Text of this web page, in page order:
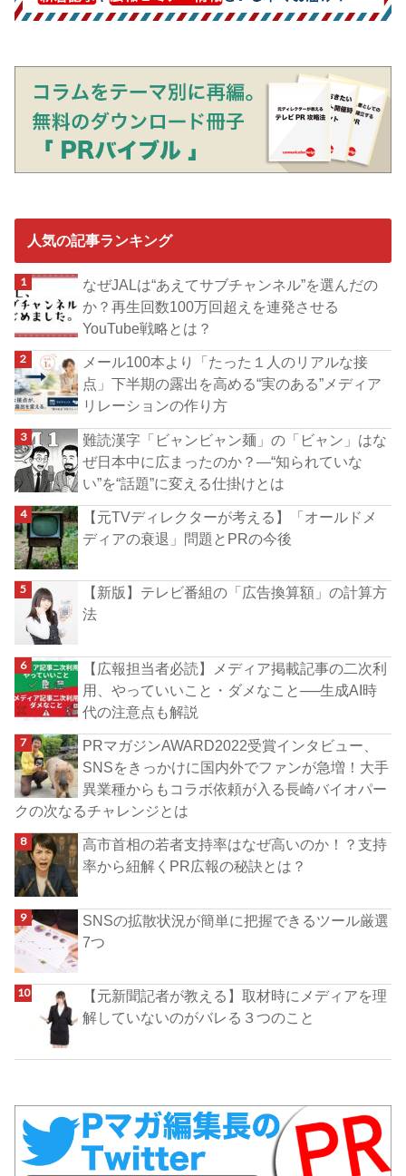
人気の記事ランキング
なぜJALは“あえてサブチャンネル”を選んだの
か？再生回数100万回超えを連発させる
YouTube戦略とは？
メール100本より「たった１人のリアルな接
点」下半期の露出を高める“実のある”メディア
リレーションの作り方
難読漢字「ビャンビャン麺」の「ビャン」はな
ぜ日本中に広まったのか？―“知られていな
い”を“話題”に変える仕掛けとは
【元TVディレクターが考える】「オールドメ
ディアの衰退」問題とPRの今後
【新版】テレビ番組の「広告換算額」の計算方
法
【広報担当者必読】メディア掲載記事の二次利
用、やっていいこと・ダメなこと──生成AI時
代の注意点も解説
PRマガジンAWARD2022受賞インタビュー、
SNSをきっかけに国内外でファンが急増！大手
異業種からもコラボ依頼が入る長崎バイオパー
クの次なるチャレンジとは
高市首相の若者支持率はなぜ高いのか！？支持
率から紐解くPR広報の秘訣とは？
SNSの拡散状況が簡単に把握できるツール厳選
7つ
【元新聞記者が教える】取材時にメディアを理
解していないのがバレる３つのこと